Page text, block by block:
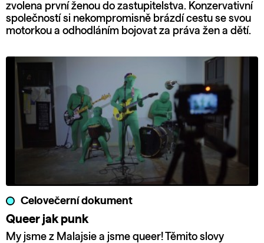
zvolena první ženou do zastupitelstva. Konzervativní
společností si nekompromisně brázdí cestu se svou
motorkou a odhodláním bojovat za práva žen a dětí.
Celovečerní dokument
Queer jak punk
My jsme z Malajsie a jsme queer! Těmito slovy